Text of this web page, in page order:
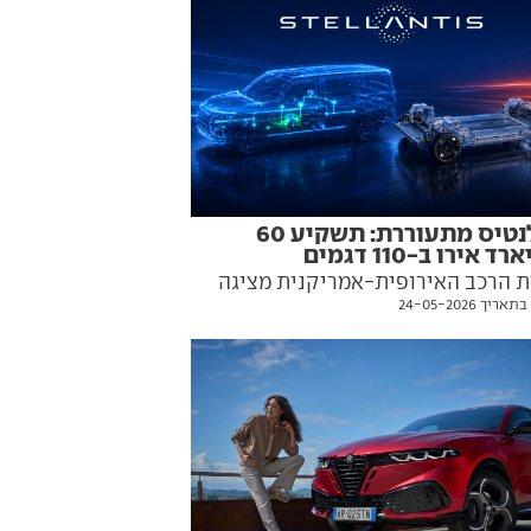
סטלנטיס מתעוררת: תשקיע 60
אירו ב-110 דגמים
הרכב האירופית-אמריקנית מציגה
אסטרטגית חדשה, שכוללת גם
לסיטרואן דה-שבו ורכב פנאי חדש
24-05-2026